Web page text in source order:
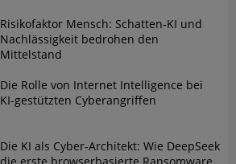
Risikofaktor Mensch: Schatten-KI und
Nachlässigkeit bedrohen den
Mittelstand
Die Rolle von Internet Intelligence bei
KI-gestützten Cyberangriffen
Die KI als Cyber-Architekt: Wie DeepSeek